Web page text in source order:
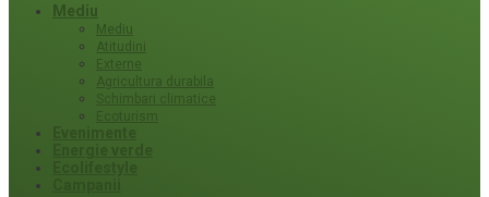
Mediu
Mediu
Atitudini
Externe
Agricultura durabila
Schimbari climatice
Ecoturism